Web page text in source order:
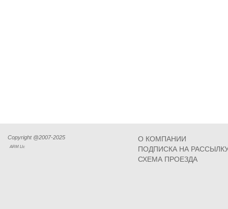
Copyright @2007-2025
ARM Llc
О КОМПАНИИ
ПОДПИСКА НА
СХЕМА ПРОЕЗДА